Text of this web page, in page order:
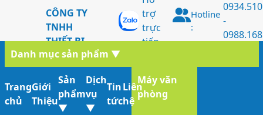
CÔNG TY
TNHH
THIẾT BỊ
MVP
PHƯƠNG
NAM
trợ
trực
tiếp
Hotline
:
-
Danh mục sản phẩm ▼
Trang
chủ
Giới
Thiệu
Sản
phẩm
▼
Dịch
vụ
▼
Tin
tức
Liên
hệ
Máy văn
phòng